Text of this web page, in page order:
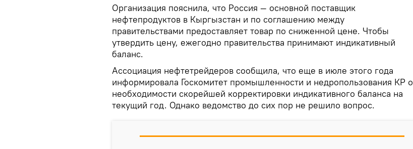
Организация пояснила, что Россия — основной поставщик
нефтепродуктов в Кыргызстан и по соглашению между
правительствами предоставляет товар по сниженной цене. Чтобы
утвердить цену, ежегодно правительства принимают индикативный
баланс.
Ассоциация нефтетрейдеров сообщила, что еще в июле этого года
информировала Госкомитет промышленности и недропользования КР о
необходимости скорейшей корректировки индикативного баланса на
текущий год. Однако ведомство до сих пор не решило вопрос.